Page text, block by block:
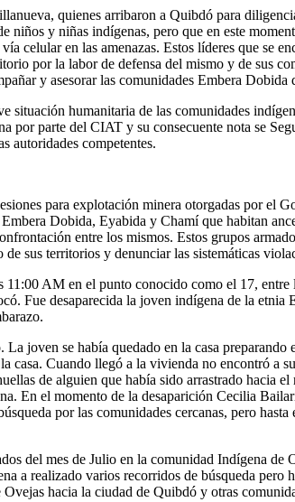
quienes arribaron a Quibdó para
y niñas indígenas, pero que en este
celular en las amenazas. Estos líderes que se
por la labor de defensa del mismo y de sus
y asesorar las comunidades Embera Dobida
situación humanitaria de las comunidades
por parte del CIAT y su consecuente nota se
autoridades competentes.
para explotación minera otorgadas por el
Dobida, Eyabida y Chamí que habitan
entre los mismos. Estos grupos
sus territorios y denunciar las sistemáticas
AM en el punto conocido como el 17,
Fue desaparecida la joven indígena de la etnia
joven se había quedado en la casa
Cuando llegó a la vivienda no encontró a
de alguien que había sido arrastrado hacia
En el momento de la desaparición Cecilia
por las comunidades cercanas, pero
del mes de Julio en la comunidad Indígena
a realizado varios recorridos de búsqueda pero
hacia la ciudad de Quibdó y otras